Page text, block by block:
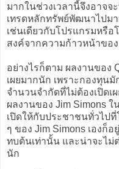
มากในช่วงเวลานี้จึงอาจจ
เทรดหลักทรัพย์พัฒนาไปม
เช่นเดียวกับโปรแกรมหรื
สงค์จากความก้าวหน้าของ
อย่างไรก็ตาม ผลงานของ
เผยมากนัก เพราะกองทุน
จำนวนจำกัดที่ไม่ต้องเปิด
ผลงานของ Jim Simons ใ
เปิดให้กับประชาชนทั่วไป
ๆ ของ Jim Simons เองก็
ทบต้นเท่านั้น และน่าจะไม่
นัก